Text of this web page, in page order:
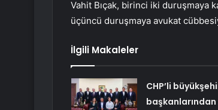
Vahit Bıçak, birinci iki duruşmaya
üçüncü duruşmaya avukat
İlgili Makaleler
CHP’li